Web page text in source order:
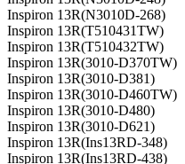
Inspiron 13R(N3010D-268)
Inspiron 13R(T510431TW)
Inspiron 13R(T510432TW)
Inspiron 13R(3010-D370TW)
Inspiron 13R(3010-D381)
Inspiron 13R(3010-D460TW)
Inspiron 13R(3010-D480)
Inspiron 13R(3010-D621)
Inspiron 13R(Ins13RD-348)
Inspiron 13R(Ins13RD-438)